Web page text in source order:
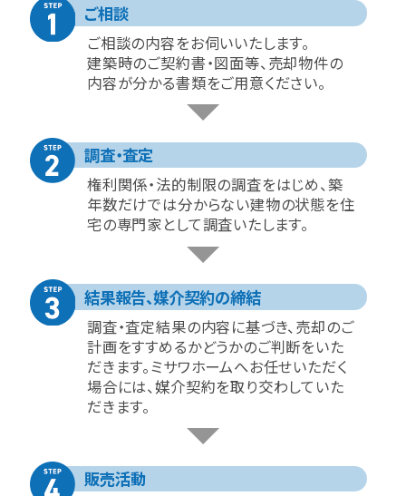
ご相談
ご相談の内容をお伺いいたします。
建築時のご契約書・図面等、売却物件の
内容が分かる書類をご用意ください。
調査・査定
権利関係・法的制限の調査をはじめ、築
年数だけでは分からない建物の状態を住
宅の専門家として調査いたします。
結果報告、媒介契約の締結
調査・査定結果の内容に基づき、売却のご
計画をすすめるかどうかのご判断をいた
だきます。ミサワホームへお任せいただく
場合には、媒介契約を取り交わしていた
だきます。
販売活動